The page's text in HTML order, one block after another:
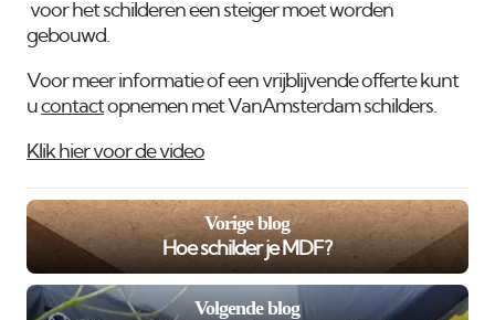
voor het schilderen een steiger moet worden
gebouwd.
Voor meer informatie of een vrijblijvende offerte kunt
ucontactopnemen met VanAmsterdam schilders.
Klik hier voor de video
Vorige blog
Hoe schilder je MDF?
Volgende blog